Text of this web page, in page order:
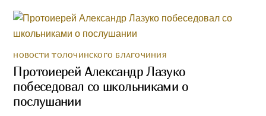
НОВОСТИ ТОЛОЧИНСКОГО БЛАГОЧИНИЯ
Протоиерей Александр Лазуко
побеседовал со школьниками о
послушании